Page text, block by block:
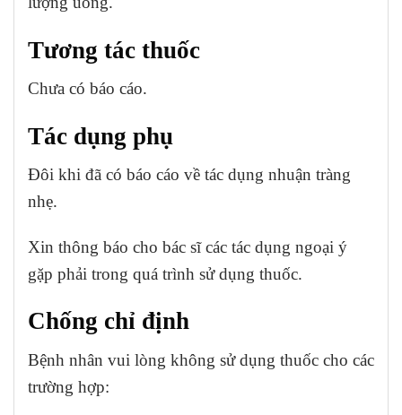
Tương tác thuốc
Chưa có báo cáo.
Tác dụng phụ
Đôi khi đã có báo cáo về tác dụng nhuận tràng
nhẹ.
Xin thông báo cho bác sĩ các tác dụng ngoại ý
gặp phải trong quá trình sử dụng thuốc.
Chống chỉ định
Bệnh nhân vui lòng không sử dụng thuốc cho các
trường hợp: